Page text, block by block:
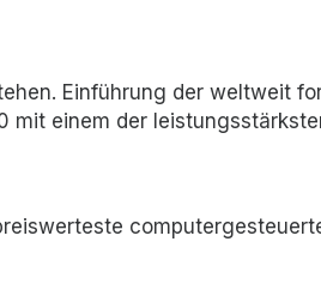
Einführung der weltweit
mit einem der